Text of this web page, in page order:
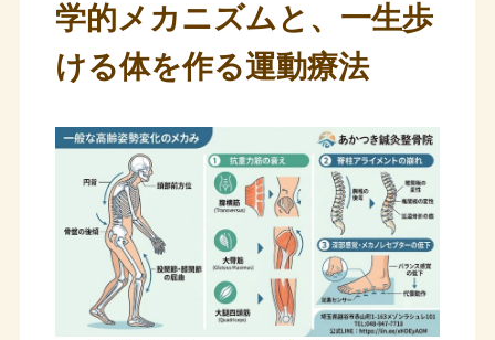
学的メカニズムと、一生歩
ける体を作る運動療法